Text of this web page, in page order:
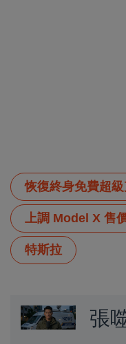
恢復終身免費超
上調 Model X 售
特斯拉
張